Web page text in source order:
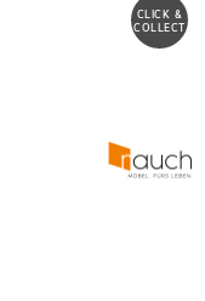
CLICK &
COLLECT